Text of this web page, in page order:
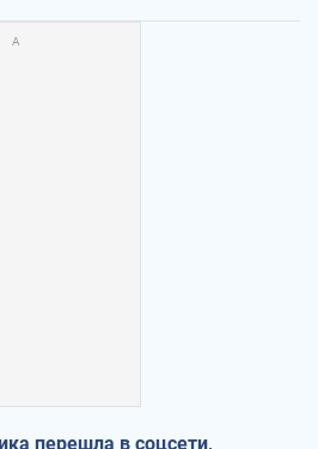
перешла в соцсети,